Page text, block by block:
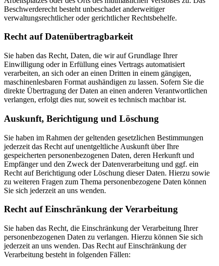
Beschwerderecht besteht unbeschadet anderweitiger
verwaltungsrechtlicher oder gerichtlicher Rechtsbehelfe.
Recht auf Daten­übertrag­barkeit
Sie haben das Recht, Daten, die wir auf Grundlage Ihrer
Einwilligung oder in Erfüllung eines Vertrags automatisiert
verarbeiten, an sich oder an einen Dritten in einem gängigen,
maschinenlesbaren Format aushändigen zu lassen. Sofern Sie die
direkte Übertragung der Daten an einen anderen Verantwortlichen
verlangen, erfolgt dies nur, soweit es technisch machbar ist.
Auskunft, Berichtigung und Löschung
Sie haben im Rahmen der geltenden gesetzlichen Bestimmungen
jederzeit das Recht auf unentgeltliche Auskunft über Ihre
gespeicherten personenbezogenen Daten, deren Herkunft und
Empfänger und den Zweck der Datenverarbeitung und ggf. ein
Recht auf Berichtigung oder Löschung dieser Daten. Hierzu sowie
zu weiteren Fragen zum Thema personenbezogene Daten können
Sie sich jederzeit an uns wenden.
Recht auf Einschränkung der Verarbeitung
Sie haben das Recht, die Einschränkung der Verarbeitung Ihrer
personenbezogenen Daten zu verlangen. Hierzu können Sie sich
jederzeit an uns wenden. Das Recht auf Einschränkung der
Verarbeitung besteht in folgenden Fällen: